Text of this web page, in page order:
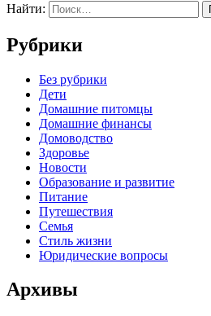
Найти:
Рубрики
Без рубрики
Дети
Домашние питомцы
Домашние финансы
Домоводство
Здоровье
Новости
Образование и развитие
Питание
Путешествия
Семья
Стиль жизни
Юридические вопросы
Архивы